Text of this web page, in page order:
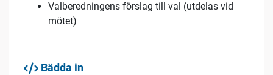
Valberedningens förslag till val (utdelas vid
mötet)
Bädda in